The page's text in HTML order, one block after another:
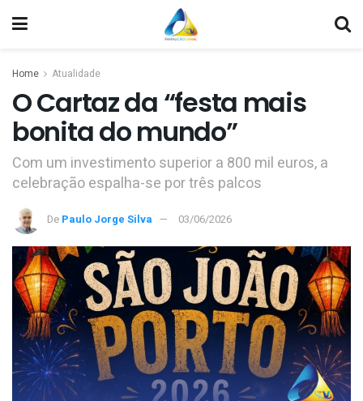
Home Atualidade
O Cartaz da “festa mais
bonita do mundo”
Com um investimento superior a 800 mil euros, a
celebração espalha-se por três palcos
De Paulo Jorge Silva 03/06/2026